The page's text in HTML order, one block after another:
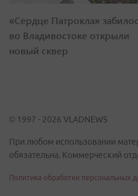
«Сердце Патрокла»
во Владивостоке открыли
новый сквер
© 1997 - 2026 VLADNEWS
При любом использовании
обязательна. Коммерческий
Политика обработки персональных